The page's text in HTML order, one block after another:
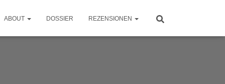
ABOUT DOSSIER REZENSIONEN